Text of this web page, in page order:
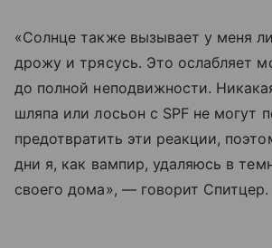
«Солнце также вызывает у меня
дрожу и трясусь. Это ослабляет
до полной неподвижности.
шляпа или лосьон с SPF не могут
предотвратить эти реакции,
дни я, как вампир, удаляюсь в
своего дома», — говорит Спитцер.